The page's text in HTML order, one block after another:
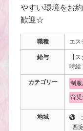
やすい環境をお
歓迎☆
職種 エス
給与
【
時給
カテゴリー 制服
育児
地域
西